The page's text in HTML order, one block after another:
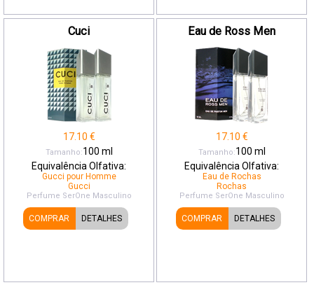
Cuci
17.10 €
Tamanho:100 ml
Equivalência Olfativa:
Gucci pour Homme
Gucci
Perfume SerOne Masculino
COMPRAR DETALHES
Eau de Ross Men
17.10 €
Tamanho:100 ml
Equivalência Olfativa:
Eau de Rochas
Rochas
Perfume SerOne Masculino
COMPRAR DETALHES